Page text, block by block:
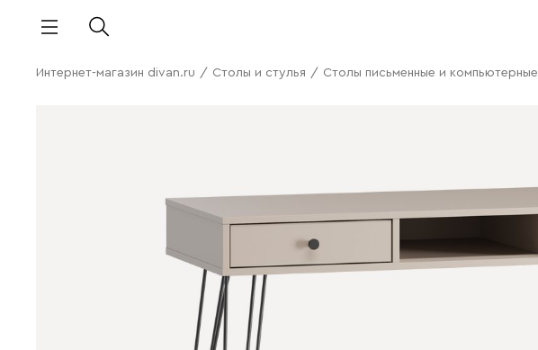
Интернет-магазин divan.ru / Столы и стулья / Столы письменные и компьютерные